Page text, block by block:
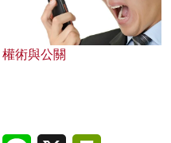
權術與公關